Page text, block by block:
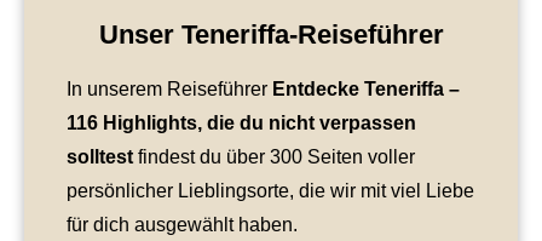
Unser Teneriffa-Reiseführer
In unserem Reiseführer Entdecke Teneriffa –
116 Highlights, die du nicht verpassen
solltest findest du über 300 Seiten voller
persönlicher Lieblingsorte, die wir mit viel Liebe
für dich ausgewählt haben.